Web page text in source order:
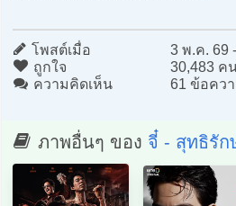
โพสต์เมื่อ
3 พ.ค. 69
ถูกใจ
30,483 ค
ความคิดเห็น
61 ข้อคว
ภาพอื่นๆ ของ จี๋ - สุทธิรัก